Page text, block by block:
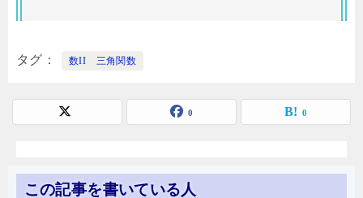
タグ 数II 三角関数
0 0
この記事を書いている人